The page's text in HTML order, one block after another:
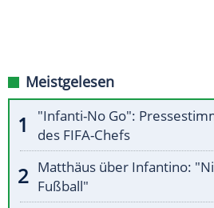
Meistgelesen
"Infanti-No Go":
des FIFA-Chefs
Matthäus über Infantino:
Fußball"